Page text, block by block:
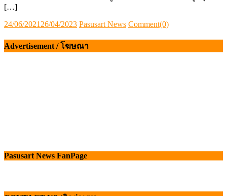
[…]
Posted
24/06/2021 26/04/2023 Author
Pasusart News Comment(0)
Advertisement / โฆษณา
Pasusart News FanPage